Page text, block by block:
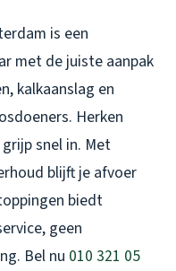
is een
met de juiste aanpak
kalkaanslag en
Herken
snel in. Met
blijft je afvoer
biedt
geen
Bel nu 010 321 05